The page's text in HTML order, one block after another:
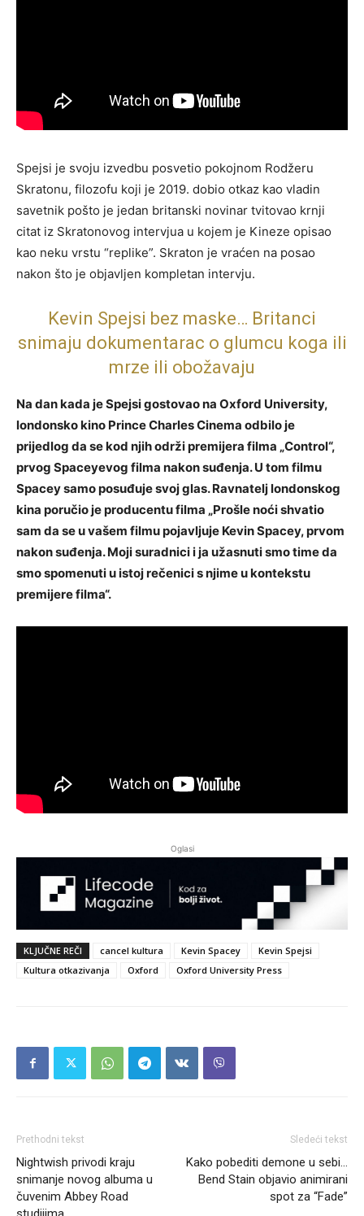
Spejsi je svoju izvedbu posvetio pokojnom Rodžeru
Skratonu, filozofu koji je 2019. dobio otkaz kao vladin
savetnik pošto je jedan britanski novinar tvitovao krnji
citat iz Skratonovog intervjua u kojem je Kineze opisao
kao neku vrstu “replike”. Skraton je vraćen na posao
nakon što je objavljen kompletan intervju.
Kevin Spejsi bez maske… Britanci
snimaju dokumentarac o glumcu koga ili
mrze ili obožavaju
Na dan kada je Spejsi gostovao na Oxford University,
londonsko kino Prince Charles Cinema odbilo je
prijedlog da se kod njih održi premijera filma „Control“,
prvog Spaceyevog filma nakon suđenja. U tom filmu
Spacey samo posuđuje svoj glas. Ravnatelj londonskog
kina poručio je producentu filma „Prošle noći shvatio
sam da se u vašem filmu pojavljuje Kevin Spacey, prvom
nakon suđenja. Moji suradnici i ja užasnuti smo time da
smo spomenuti u istoj rečenici s njime u kontekstu
premijere filma“.
Oglasi
KLJUČNE REČI cancel kultura Kevin Spacey
Kevin Spejsi
Kultura otkazivanja
Oxford Oxford University Press
Prethodni tekst
Nightwish privodi kraju
snimanje novog albuma u
čuvenim Abbey Road
Sledeći tekst
Kako pobediti demone u sebi…
Bend Stain objavio animirani
spot za “Fade”